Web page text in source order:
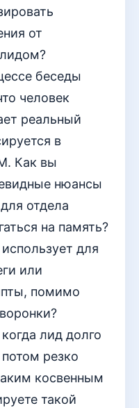
от
беседы
человек
реальный
в
Как вы
нюансы
отдела
на память?
для
или
помимо
лид долго
резко
косвенным
такой